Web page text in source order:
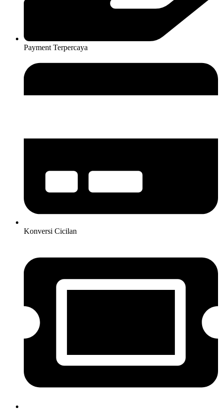
Payment Terpercaya
Konversi Cicilan